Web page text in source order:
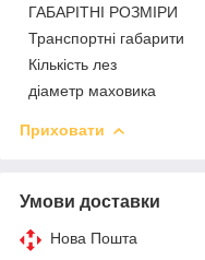
ГАБАРІТНІ РОЗМІРИ
Транспортні габарити
Кількість лез
діаметр маховика
Приховати
Умови доставки
Нова Пошта